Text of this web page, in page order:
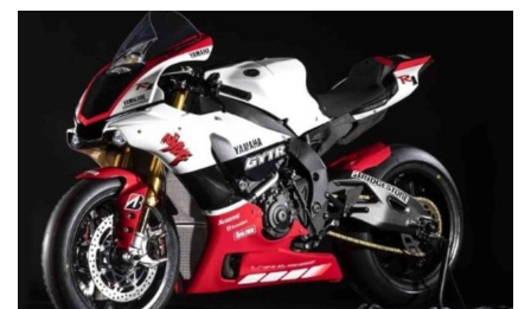
YZF-R1 del 1998. Il Yamaha Factory Racing Team, composto da Alex
Lowes, Michael van der Mark e Katsuyuki Nakasuga, ha gareggiato con i
suoi modelli in edizione speciale e tute da gara identiche. Hanno
offerto una prestazione assolutamente di altissimo livello in pista,
assicurandosi una storica quarta vittoria consecutiva in questa
prestigiosa gara di durata. Per commemorare questo evento epocale e
due decenni di lavoro pionieristico nella tecnologia Superbike, Yamaha
Motor Europe è orgogliosa di annunciare il lancio nel 2019 del modello
da corsa in edizione limitata YZF-R1 GYTR. Le caratteristiche standard
includono la livrea vincitrice del 20° anniversario della 8 Ore di Suzuka,
una vasta gamma di prodotti GYTR (Genuine Yamaha Technology
Racing) e altri componenti ad alte prestazioni. La YZF-R1 GYTR è
progettata esclusivamente per la pista. La